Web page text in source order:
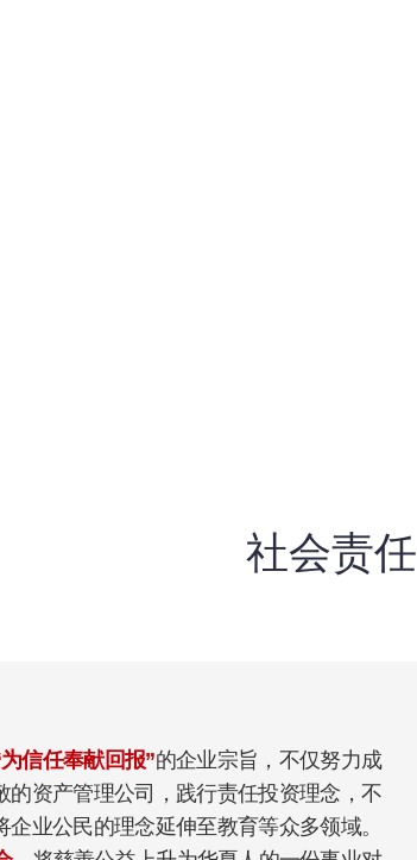
社会责任
为信任奉献回报”的企业宗旨，不仅努力成
资产管理公司，践行责任投资理念，不
业公民的理念延伸至教育等众多领域。